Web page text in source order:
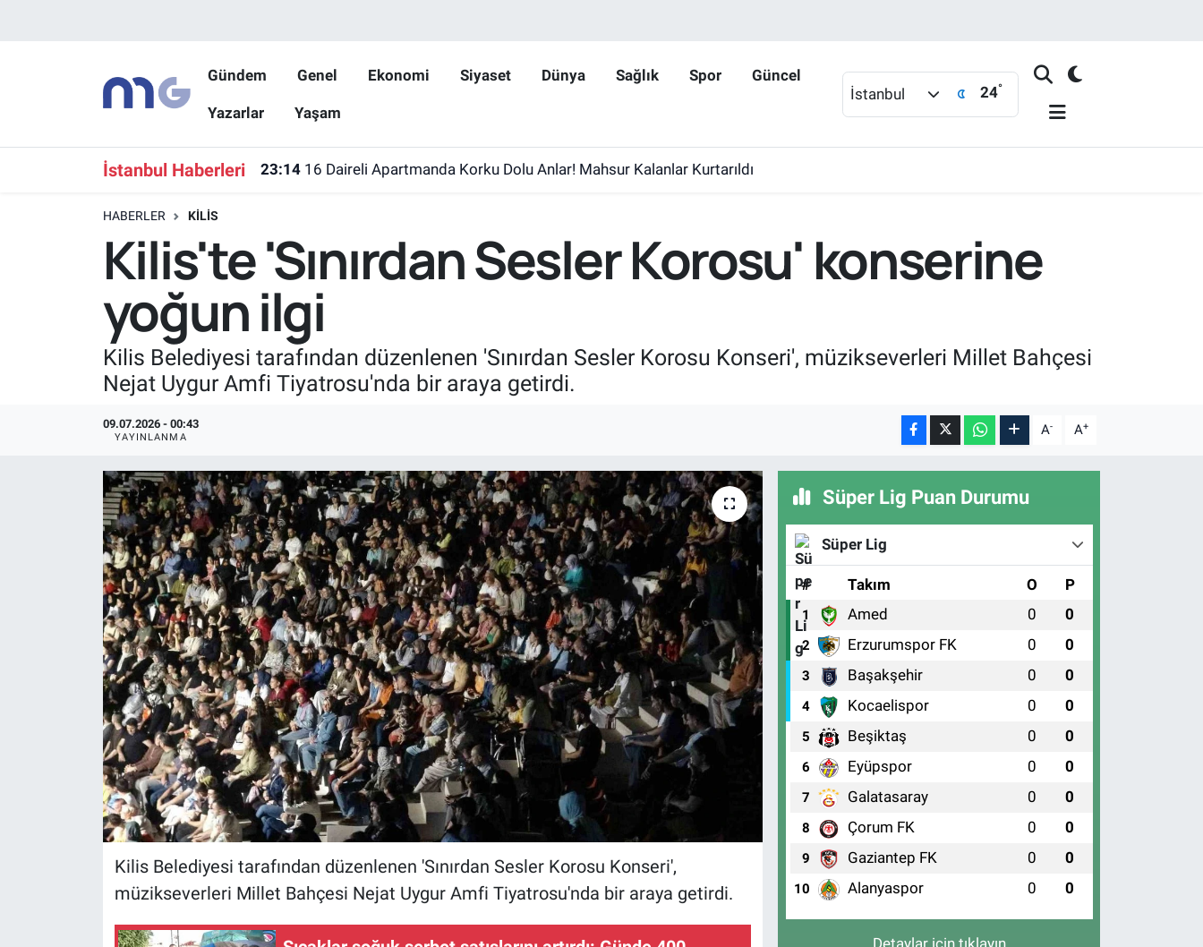
Gündem Genel Ekonomi Siyaset Dünya Sağlık Spor Güncel
Yazarlar Yaşam
İstanbul 24°
İstanbul Haberleri 23:14 16 Daireli Apartmanda Korku Dolu Anlar! Mahsur Kalanlar Kurtarıldı
HABERLER KILIS
Kilis'te 'Sınırdan Sesler Korosu' konserine
yoğun ilgi
Kilis Belediyesi tarafından düzenlenen 'Sınırdan Sesler Korosu Konseri', müzikseverleri Millet Bahçesi
Nejat Uygur Amfi Tiyatrosu'nda bir araya getirdi.
09.07.2026 - 00:43
YAYINLANMA A- A+
Kilis Belediyesi tarafından düzenlenen 'Sınırdan Sesler Korosu Konseri',
müzikseverleri Millet Bahçesi Nejat Uygur Amfi Tiyatrosu'nda bir araya getirdi.
Süper Lig Puan Durumu
Süper Lig
# Takım O P
1 Amed 0 0
2 Erzurumspor FK 0 0
3 Başakşehir 0 0
4 Kocaelispor 0 0
5 Beşiktaş 0 0
6 Eyüpspor 0 0
7 Galatasaray 0 0
8 Çorum FK 0 0
9 Gaziantep FK 0 0
10 Alanyaspor 0 0
Detaylar için tıklayın
Hava Durumu
İstanbul Namaz Vakitleri
Süper Lig Puan Durumu ve Fikstür
Son Dakika Haberleri
Haber Arşivi